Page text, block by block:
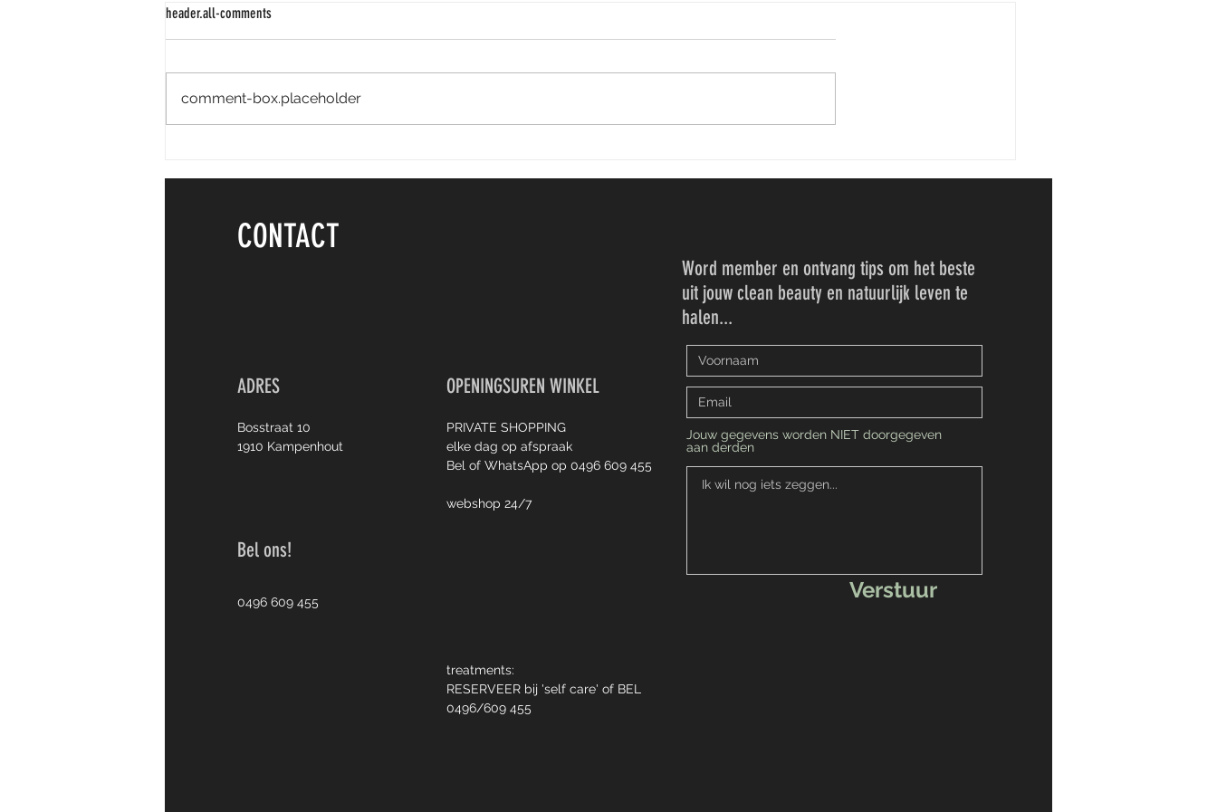
header.all-comments
comment-box.placeholder
CONTACT
ADRES
Bosstraat 10
1910 Kampenhout
OPENINGSUREN WINKEL
PRIVATE SHOPPING
elke dag op afspraak
Bel of WhatsApp op 0496 609 455
webshop 24/7
Bel ons!
0496 609 455
treatments:
RESERVEER bij 'self care' of BEL
0496/609 455
Word member en ontvang tips om het beste
uit jouw clean beauty en natuurlijk leven te
halen...
Jouw gegevens worden NIET doorgegeven
aan derden
Verstuur